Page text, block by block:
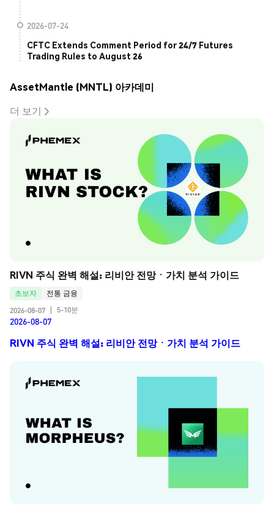
2026-07-24
CFTC Extends Comment Period for 24/7 Futures
Trading Rules to August 26
AssetMantle (MNTL) 아카데미
더 보기
RIVN 주식 완벽 해설: 리비안 전망ㆍ가치 분석 가이드
초보자
전통 금융
2026-08-07
5-10분
2026-08-07
RIVN 주식 완벽 해설: 리비안 전망ㆍ가치 분석 가이드